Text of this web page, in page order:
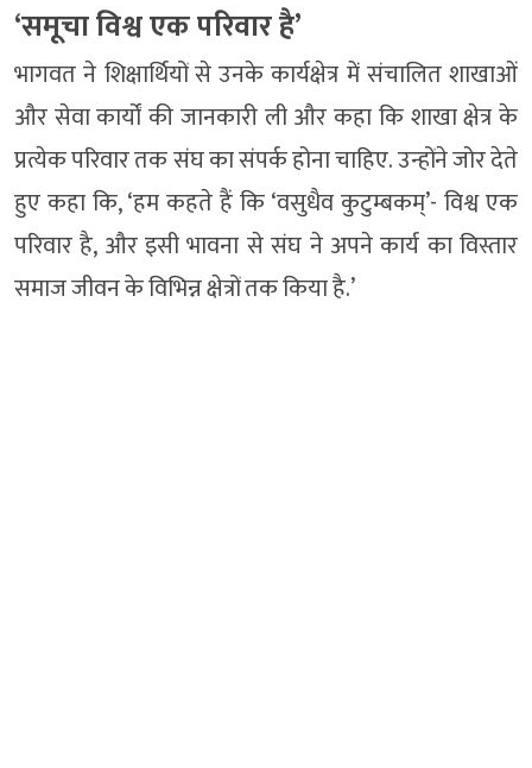
‘समूचा विश्व एक परिवार है’
भागवत ने शिक्षार्थियों से उनके कार्यक्षेत्र में संचालित शाखाओं
और सेवा कार्यों की जानकारी ली और कहा कि शाखा क्षेत्र के
प्रत्येक परिवार तक संघ का संपर्क होना चाहिए. उन्होंने जोर देते
हुए कहा कि, ‘हम कहते हैं कि ‘वसुधैव कुटुम्बकम्’- विश्व एक
परिवार है, और इसी भावना से संघ ने अपने कार्य का विस्तार
समाज जीवन के विभिन्न क्षेत्रों तक किया है.’